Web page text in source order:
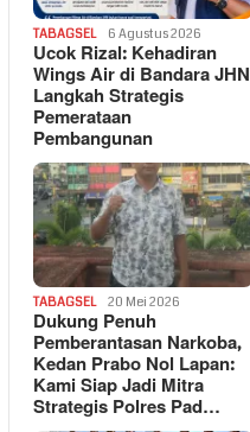
TABAGSEL 6 Agustus 2026
Ucok Rizal: Kehadiran
Wings Air di Bandara JHN
Langkah Strategis
Pemerataan
Pembangunan
TABAGSEL 20 Mei 2026
Dukung Penuh
Pemberantasan Narkoba,
Kedan Prabo Nol Lapan:
Kami Siap Jadi Mitra
Strategis Polres Pad…